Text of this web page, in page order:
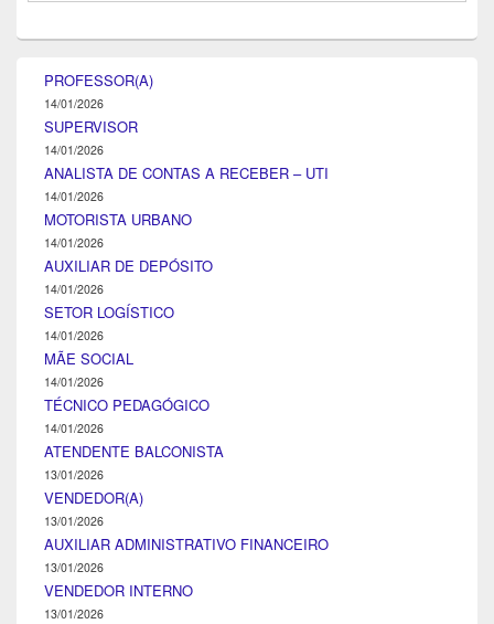
PROFESSOR(A)
14/01/2026
SUPERVISOR
14/01/2026
ANALISTA DE CONTAS A RECEBER – UTI
14/01/2026
MOTORISTA URBANO
14/01/2026
AUXILIAR DE DEPÓSITO
14/01/2026
SETOR LOGÍSTICO
14/01/2026
MÃE SOCIAL
14/01/2026
TÉCNICO PEDAGÓGICO
14/01/2026
ATENDENTE BALCONISTA
13/01/2026
VENDEDOR(A)
13/01/2026
AUXILIAR ADMINISTRATIVO FINANCEIRO
13/01/2026
VENDEDOR INTERNO
13/01/2026